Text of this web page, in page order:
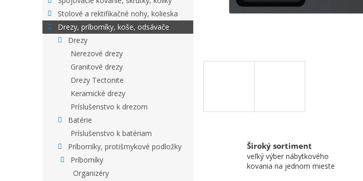
Stolové a rektifikačné nohy, kolieska
Drezy, príborníky, koše, odsávače
Drezy
Nerezové drezy
Granitové drezy
Drezy Tectonite
Keramické drezy
Príslušenstvo k drezom
Batérie
Príslušenstvo k batériam
Príborníky, protišmykové podložky
Príborníky
Organizéry
Široký sortiment
veľký výber nábytkového
kovania na jednom mieste